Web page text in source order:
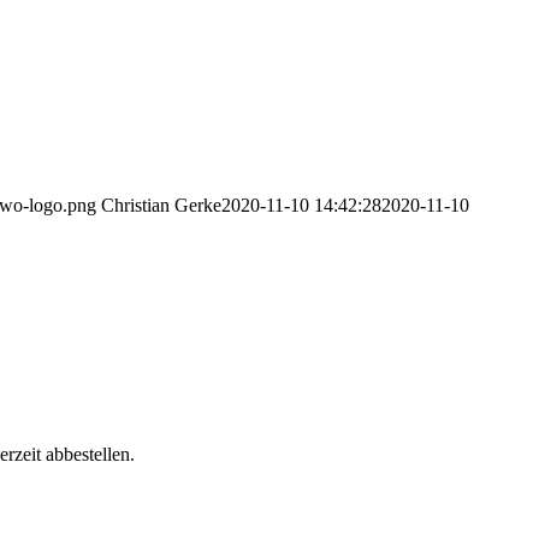
logo.png Christian Gerke2020-11-10 14:42:282020-11-10
abbestellen.